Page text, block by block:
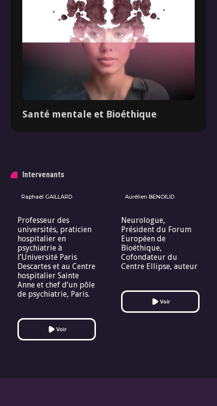
Dossier
Santé mentale et Bioéthique
Intervenants
Raphaël GAILLARD
Professeur des
universités, praticien
hospitalier en
psychiatrie à
l’Université Paris
Descartes et au Centre
hospitalier Sainte
Anne et chef d’un pôle
de psychiatrie, Paris.
Voir
Aurélien BENOILID
Neurologue,
Président du Forum
Européen de
Bioéthique,
Cofondateur du
Centre Ellipse, auteur
Voir